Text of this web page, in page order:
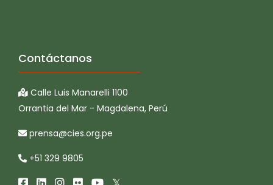
Contáctanos
Calle Luis Manarelli 1100
Orrantia del Mar - Magdalena, Perú
prensa@cies.org.pe
+51 329 9805